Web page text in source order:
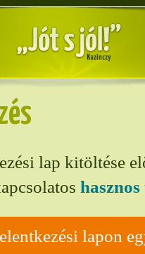
lap kitöltése
lapon